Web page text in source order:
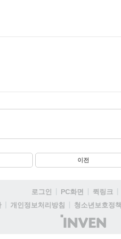
이전
로그인 PC화면 퀵링크
개인정보처리방침 청소년보호정책
(주)
인